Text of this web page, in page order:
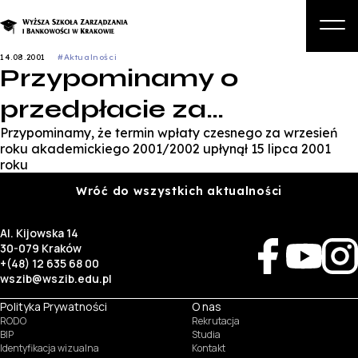
Studia podyplomowe i kursy
Kandydat
Biznes
Zapisz się na studia
14.08.2001 #Aktualności
Przypominamy o
przedpłacie za…
Przypominamy, że termin wpłaty czesnego za wrzesień
roku akademickiego 2001/2002 upłynął 15 lipca 2001
roku
Wróć do wszystkich aktualności
Al. Kijowska 14
30-079 Kraków
+(48) 12 635 68 00
wszib@wszib.edu.pl
Polityka Prywatności
RODO
BIP
Identyfikacja wizualna
O nas
Rekrutacja
Studia
Kontakt